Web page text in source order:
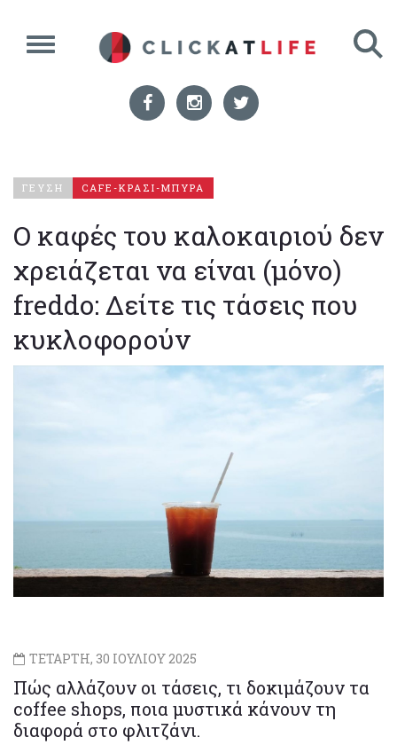
ΓΕΥΣΗ CAFE-ΚΡΑΣΙ-ΜΠΥΡΑ
Ο καφές του καλοκαιριού δεν
χρειάζεται να είναι (μόνο)
freddo: Δείτε τις τάσεις που
κυκλοφορούν
ΤΕΤΑΡΤΗ, 30 ΙΟΥΛΙΟΥ 2025
Πώς αλλάζουν οι τάσεις, τι δοκιμάζουν τα
coffee shops, ποια μυστικά κάνουν τη
διαφορά στο φλιτζάνι.